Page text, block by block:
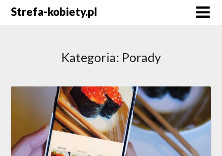
SkipStrefa-kobiety.pl
Kategoria: Porady